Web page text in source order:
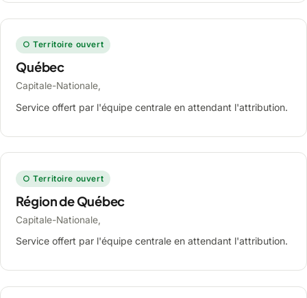
○ Territoire ouvert
Québec
Capitale-Nationale,
Service offert par l'équipe centrale en attendant l'attribution.
○ Territoire ouvert
Région de Québec
Capitale-Nationale,
Service offert par l'équipe centrale en attendant l'attribution.